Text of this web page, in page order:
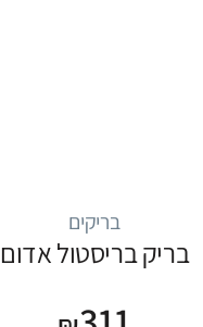
בריקים
בריק בריסטול אדום